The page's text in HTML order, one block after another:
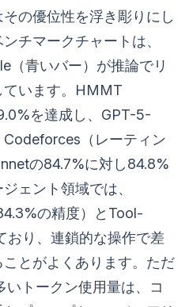
の優位性を浮き彫りにし
チマークチャートは、
（青いバー）が推論でリ
ています。HMMT
を達成し、GPT-5-
（レーティン
の84.7%に対し84.8%
ェント領域では、
の精度）とTool-
おり、連鎖的な操作で差
とがよくあります。ただ
トークン使用量は、コ